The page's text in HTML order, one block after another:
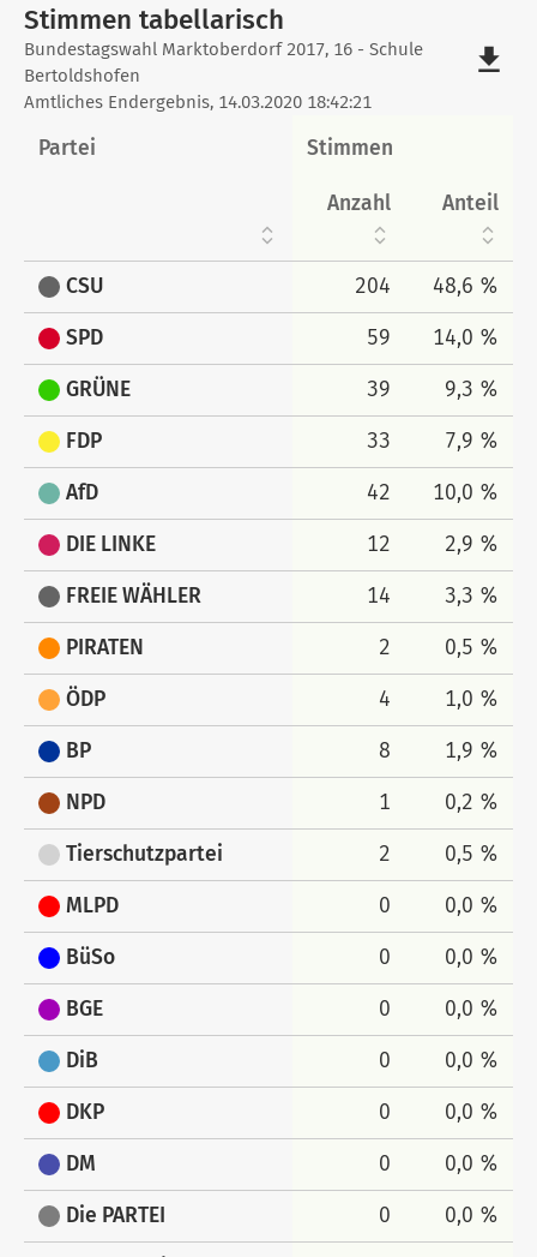
Stimmen tabellarisch
Stimmen
tabellarisch
Bundestagswahl Marktoberdorf 2017, 16 - Schule
Bertoldshofen
Amtliches Endergebnis, 14.03.2020 18:42:21
file_download
Partei Stimmen
Anzahl Anteil
CSU 204 48,6 %
SPD 59 14,0 %
GRÜNE 39 9,3 %
FDP 33 7,9 %
AfD 42 10,0 %
DIE LINKE 12 2,9 %
FREIE WÄHLER 14 3,3 %
PIRATEN 2 0,5 %
ÖDP 4 1,0 %
BP 8 1,9 %
NPD 1 0,2 %
Tierschutzpartei 2 0,5 %
MLPD 0 0,0 %
BüSo 0 0,0 %
BGE 0 0,0 %
DiB 0 0,0 %
DKP 0 0,0 %
DM 0 0,0 %
Die PARTEI 0 0,0 %